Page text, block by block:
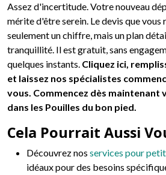
Assez d'incertitude. Votre nouveau
mérite d'être serein. Le devis que vous
seulement un chiffre, mais un plan
tranquillité. Il est gratuit, sans
quelques instants. Cliquez ici,
et laissez nos spécialistes
vous. Commencez dès maintenant
dans les Pouilles du bon pied.
Cela Pourrait Aussi
Découvrez nos services pour
idéaux pour des besoins